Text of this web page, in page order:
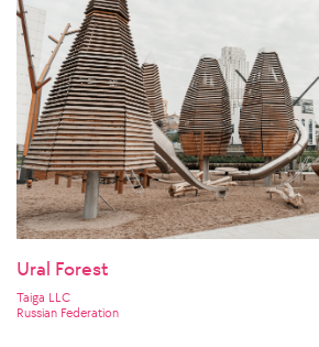
Ural Forest
Taiga LLC
Russian Federation